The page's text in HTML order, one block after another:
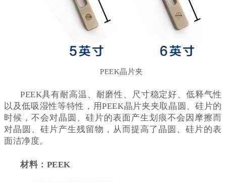
PEEK晶片夹
PEEK具有耐高温、耐磨性、尺寸稳定好、低释气性
以及低吸湿性等特性，用PEEK晶片夹夹取晶圆、硅片的
时候，不会对晶圆、硅片的表面产生划痕不会因摩擦而
对晶圆、硅片产生残留物，从而提高了晶圆、硅片的表
面洁净度。
材料：PEEK